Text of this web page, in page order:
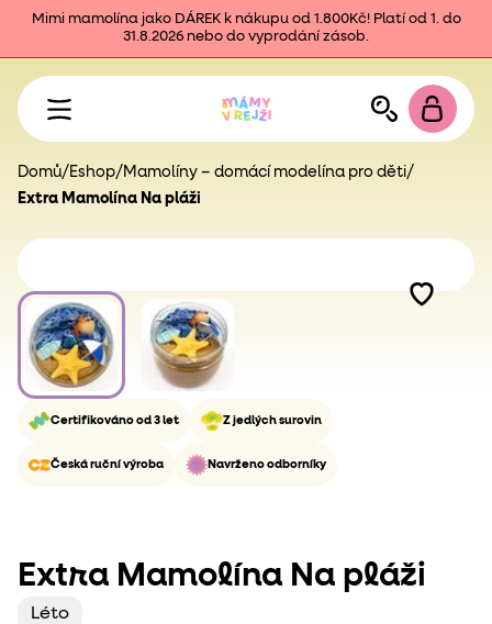
Mimi mamolína jako DÁREK k nákupu od 1.800Kč! Platí od 1. do
31.8.2026 nebo do vyprodání zásob.
Domů/ Eshop/ Mamolíny – domácí modelína pro děti/
Extra Mamolína Na pláži
Certifikováno od 3 let Z jedlých surovin
Česká ruční výroba Navrženo odborníky
Extra Mamolína Na pláži
Léto